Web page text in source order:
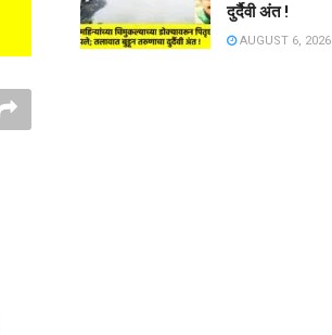
दुर्दैवी अंत !
AUGUST 6, 2026